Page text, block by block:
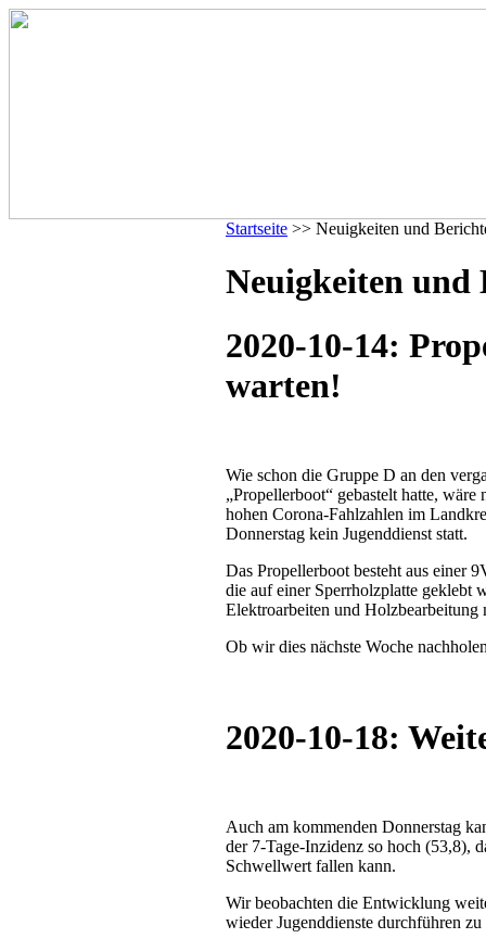
Startseite >> Neuigkeiten und
Neuigkeiten und
2020-10-14:
warten!
Wie schon die Gruppe D an den
„Propellerboot“ gebastelt hatte,
hohen Corona-Fahlzahlen im
Donnerstag kein Jugenddienst statt.
Das Propellerboot besteht aus einer
die auf einer Sperrholzplatte geklebt
Elektroarbeiten und
Ob wir dies nächste Woche
2020-10-18:
Auch am kommenden Donnerstag
der 7-Tage-Inzidenz so hoch (53,8),
Schwellwert fallen kann.
Wir beobachten die Entwicklung
wieder Jugenddienste durchführen